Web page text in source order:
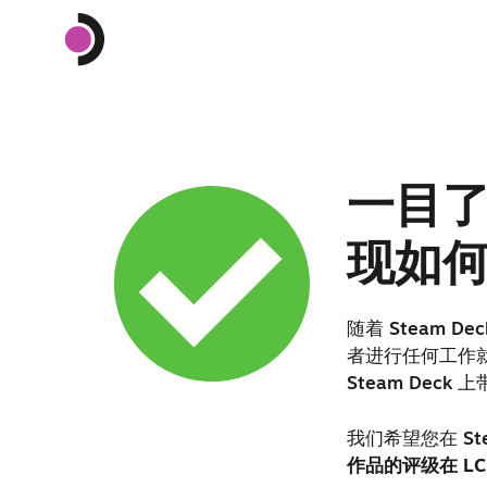
一目
现如
随着 Steam
者进行任何工作
Steam Deck 上
我们希望您在
作品的评级在